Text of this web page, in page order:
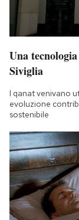
Una
Siviglia
I qanat venivano
evoluzione
sostenibile